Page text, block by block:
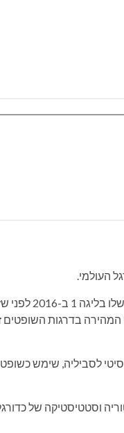
הפקיד הצרפתי,
בדרגות השופטים
קאפ של אופ"א 2023 בין מנצ'סטר סיטי